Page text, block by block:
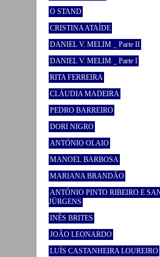
O STAND
CRISTINA ATAÍDE
DANIEL V. MELIM _ Parte II
DANIEL V. MELIM _ Parte I
RITA FERREIRA
CLÁUDIA MADEIRA
PEDRO BARREIRO
DORI NIGRO
ANTÓNIO OLAIO
MANOEL BARBOSA
MARIANA BRANDÃO
ANTÓNIO PINTO RIBEIRO E
JÜRGENS
INÊS BRITES
JOÃO LEONARDO
LUÍS CASTANHEIRA LOUREIRO